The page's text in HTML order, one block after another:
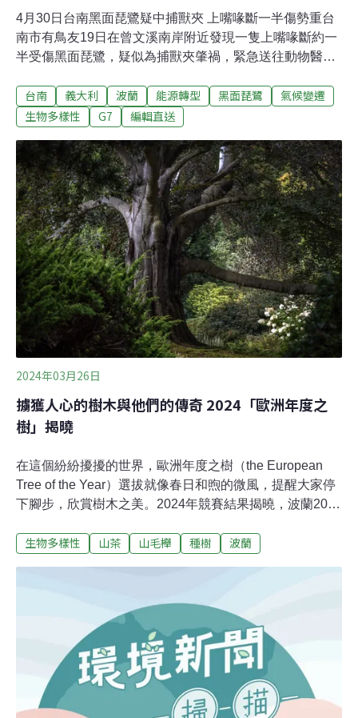
4月30日台南黑面琵鷺疑中捕獸夾 上嘴喙斷一半傷勢重台
南市有鳥友19日在曾文溪南岸附近發現一隻上嘴喙斷約一
半受傷黑面琵鷺，疑似為捕獸夾肇禍，緊急送往動物醫院
（中央社報導）中火擬新設4部燃氣機組 盧秀燕：增氣一
定要減煤台電公司規劃「台中電廠第二期新建燃氣機組計
中港接收站區預留空地，增設4座地上型天然氣儲槽，市
長盧秀燕29日表示，台中電廠已是全國最大火力發電廠，
發電機組不能都只集中在台中，如果要增氣，一定要減
煤。（中央社報導）
台南 義大利 波蘭 能源轉型 黑面琵鷺
氣候變遷
生物多樣性
G7 編輯直送
2024年03月26日
擄獲人心的樹木與他們的傳奇 2024「歐洲年度之
樹」揭曉
在這個紛紛擾擾的世界，歐洲年度之樹（the European
Tree of the Year）選拔就像春日和煦的微風，提醒大家停
下腳步，欣賞樹木之美。2024年競賽結果揭曉，波蘭200
蘊，成為許多人心目中的冠軍。原本領先的法國垂枝山毛
遠，有的已是傳奇，在當地人心中有著不可取代的地位。
讓我們一起來看看這些有故事的樹木吧！或許，你也會跟
著想起那些曾陪伴你重要歲月的樹木。波蘭：「花園之
心」（the Heart of the Garden）「花園之心」位在波蘭弗
茨瓦大學（University of Wrocław）植物園的中心，它是
公園的守護者。這棵「紫葉歐洲山毛櫸」（學名：Fagus
sylvatica 'Atropunicea'）見證著200年來
生物多樣性 山茶 山毛櫸 種樹 波蘭